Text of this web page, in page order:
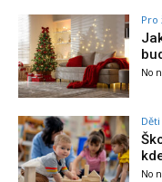
Pro
No
Děti
No